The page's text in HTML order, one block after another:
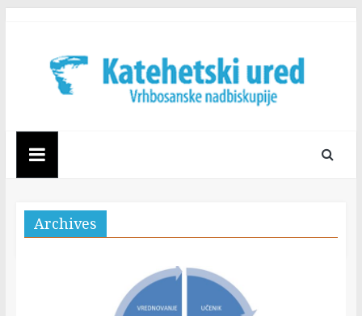
Katehetski
ured
Vrhbosanske
nadbiskupije
Archives